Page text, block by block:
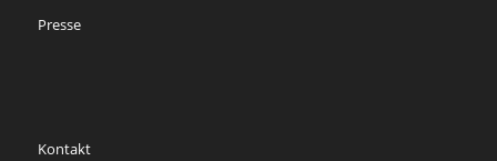
Presse
Kontakt